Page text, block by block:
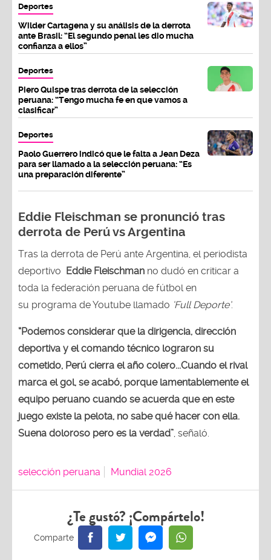
Deportes
Wilder Cartagena y su análisis de la derrota
ante Brasil: “El segundo penal les dio mucha
confianza a ellos”
Deportes
Piero Quispe tras derrota de la selección
peruana: “Tengo mucha fe en que vamos a
clasificar”
Deportes
Paolo Guerrero indicó que le falta a Jean Deza
para ser llamado a la selección peruana: “Es
una preparación diferente”
Eddie Fleischman se pronunció tras
derrota de Perú vs Argentina
Tras la derrota de Perú ante Argentina, el periodista
deportivo Eddie Fleischman no dudó en criticar a
toda la federación peruana de fútbol en
su programa de Youtube llamado ‘Full Deporte’.
“Podemos considerar que la dirigencia, dirección
deportiva y el comando técnico lograron su
cometido, Perú cierra el año colero...Cuando el rival
marca el gol, se acabó, porque lamentablemente el
equipo peruano cuando se acuerda que en este
juego existe la pelota, no sabe qué hacer con ella.
Suena doloroso pero es la verdad”, señaló.
selección peruana Mundial 2026
¿Te gustó? ¡Compártelo!